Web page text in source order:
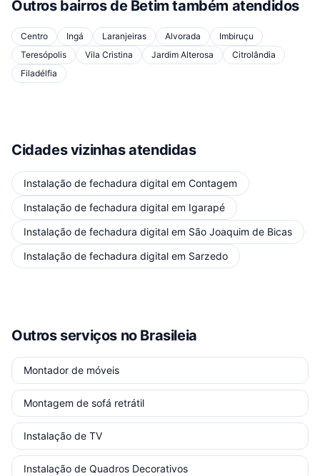
Outros bairros de Betim também atendidos
Centro Ingá Laranjeiras Alvorada
Imbiruçu
Teresópolis
Vila Cristina Jardim Alterosa
Citrolândia
Filadélfia
Cidades vizinhas atendidas
Instalação de fechadura digital em Contagem
Instalação de fechadura digital em Igarapé
Instalação de fechadura digital em São Joaquim de Bicas
Instalação de fechadura digital em Sarzedo
Outros serviços no Brasileia
Montador de móveis
Montagem de sofá retrátil
Instalação de TV
Instalação de Quadros Decorativos